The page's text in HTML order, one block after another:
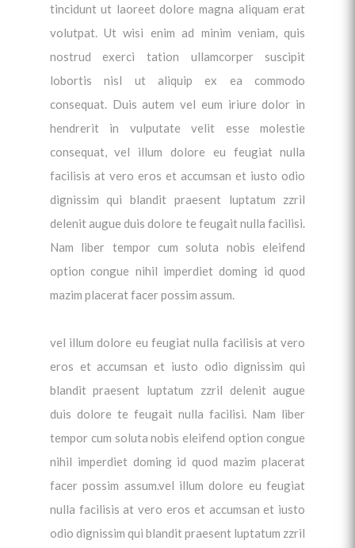
tincidunt ut laoreet dolore magna aliquam erat
volutpat. Ut wisi enim ad minim veniam, quis
nostrud exerci tation ullamcorper suscipit
lobortis nisl ut aliquip ex ea commodo
consequat. Duis autem vel eum iriure dolor in
hendrerit in vulputate velit esse molestie
consequat, vel illum dolore eu feugiat nulla
facilisis at vero eros et accumsan et iusto odio
dignissim qui blandit praesent luptatum zzril
delenit augue duis dolore te feugait nulla facilisi.
Nam liber tempor cum soluta nobis eleifend
option congue nihil imperdiet doming id quod
mazim placerat facer possim assum.
vel illum dolore eu feugiat nulla facilisis at vero
eros et accumsan et iusto odio dignissim qui
blandit praesent luptatum zzril delenit augue
duis dolore te feugait nulla facilisi. Nam liber
tempor cum soluta nobis eleifend option congue
nihil imperdiet doming id quod mazim placerat
facer possim assum.vel illum dolore eu feugiat
nulla facilisis at vero eros et accumsan et iusto
odio dignissim qui blandit praesent luptatum zzril